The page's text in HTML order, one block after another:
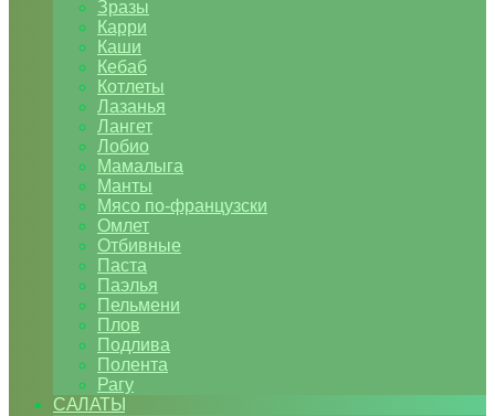
Зразы
Карри
Каши
Кебаб
Котлеты
Лазанья
Лангет
Лобио
Мамалыга
Манты
Мясо по-французски
Омлет
Отбивные
Паста
Паэлья
Пельмени
Плов
Подлива
Полента
Рагу
САЛАТЫ